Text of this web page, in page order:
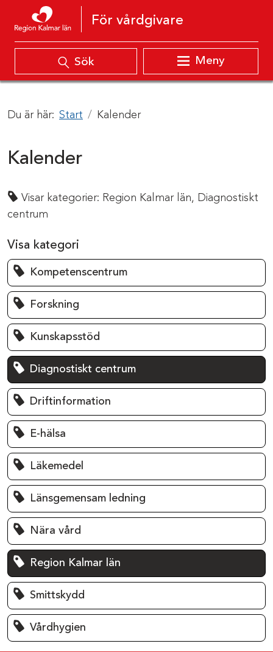
Hoppa till innehåll
För vårdgivare
Sök Meny
Du är här: Start Kalender
Kalender
Visar kategorier: Region Kalmar län, Diagnostiskt
centrum
Visa kategori
Kompetenscentrum
Forskning
Kunskapsstöd
Diagnostiskt centrum
Driftinformation
E-hälsa
Läkemedel
Länsgemensam ledning
Nära vård
Region Kalmar län
Smittskydd
Vårdhygien